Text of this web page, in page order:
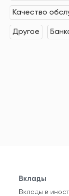
Качество
Другое
Вклады
Вклады в